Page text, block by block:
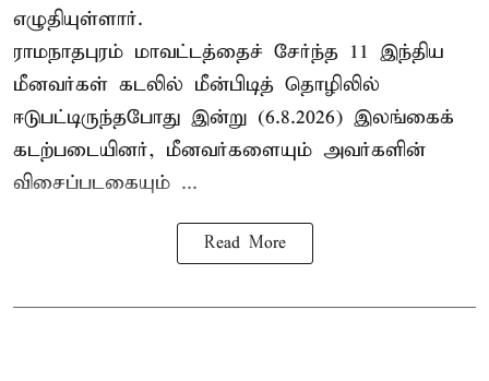
எழுதியுள்ளார்.
ராமநாதபுரம் மாவட்டத்தைச் சேர்ந்த 11 இந்திய
மீனவர்கள் கடலில் மீன்பிடித் தொழிலில்
ஈடுபட்டிருந்தபோது இன்று (6.8.2026) இலங்கைக்
கடற்படையினர், மீனவர்களையும் அவர்களின்
விசைப்படகையும் ...
Read More